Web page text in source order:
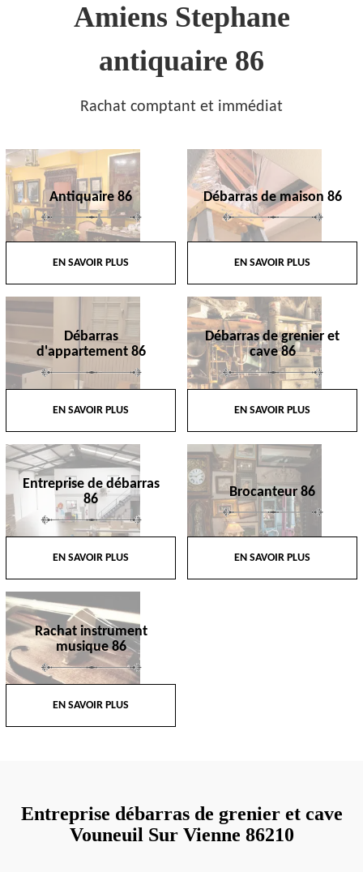
Amiens Stephane
antiquaire 86
Rachat comptant et immédiat
Antiquaire 86
EN SAVOIR PLUS
Débarras de maison 86
EN SAVOIR PLUS
Débarras
d'appartement 86
EN SAVOIR PLUS
Débarras de grenier et
cave 86
EN SAVOIR PLUS
Entreprise de débarras
86
EN SAVOIR PLUS
Brocanteur 86
EN SAVOIR PLUS
Rachat instrument
musique 86
EN SAVOIR PLUS
Entreprise débarras de grenier et cave
Vouneuil Sur Vienne 86210